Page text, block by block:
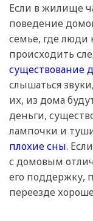
Если в жилище
поведение
семье, где
происходить
существование
слышаться
их, из дома
деньги,
лампочки и
плохие сны.
с домовым
его поддержку,
переезде